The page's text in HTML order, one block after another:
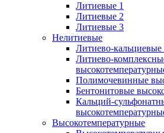
Литиевые 1
Литиевые 2
Литиевые 3
Нелитиевые
Литиево-кальциевые
Литиево-
Полимочевинные
Бентонитовые
Кальций-
Высокотемпературные